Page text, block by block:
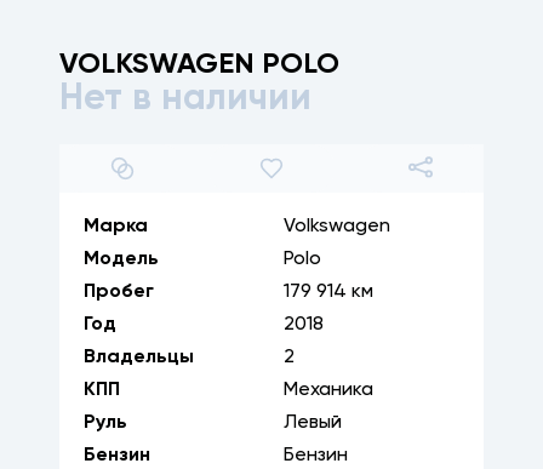
VOLKSWAGEN POLO
Нет в наличии
1/31
Марка
Volkswagen
Модель
Polo
Пробег
179 914 км
Год
2018
Владельцы
2
КПП
Механика
Руль
Левый
Бензин
Бензин